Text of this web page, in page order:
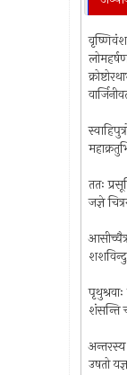
ततः
जज्ञे
शंसन्ति
उषतो